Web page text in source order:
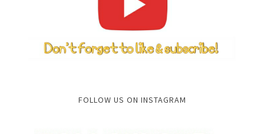
FOLLOW US ON INSTAGRAM